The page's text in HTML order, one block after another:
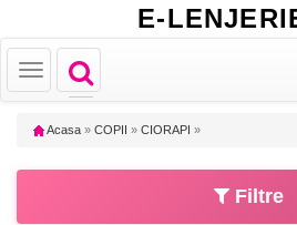
E-
Toggle
navigation
Toggle
navigation
Acasa » COPII » CIORAPI »
Filtre